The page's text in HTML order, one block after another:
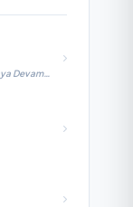
Devam